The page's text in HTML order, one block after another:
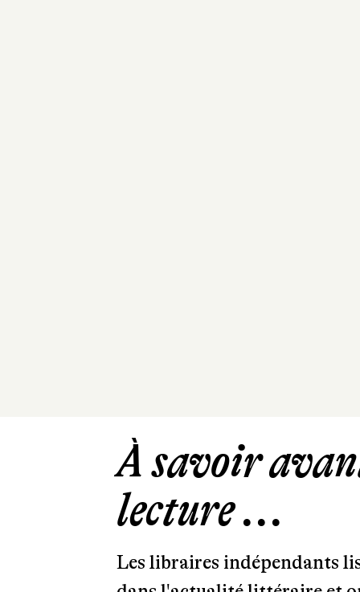
À savoir
lecture ...
Les libraires indépendants